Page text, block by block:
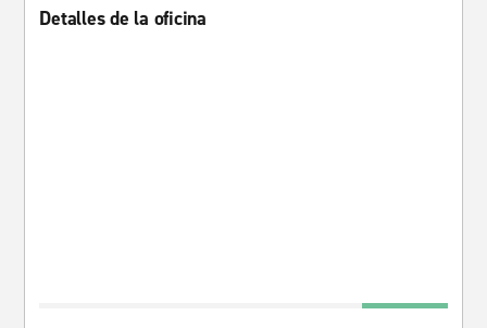
Detalles de la oficina